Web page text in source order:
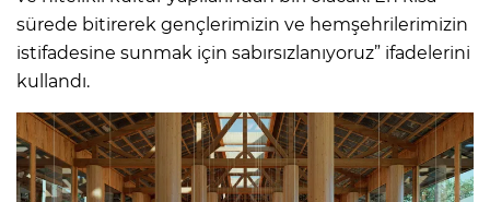
sürede bitirerek gençlerimizin ve hemşehrilerimizin
istifadesine sunmak için sabırsızlanıyoruz” ifadelerini
kullandı.